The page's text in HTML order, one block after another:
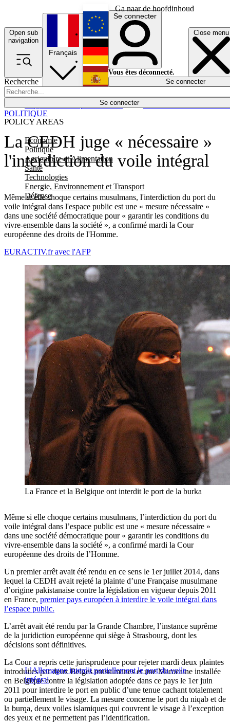
Ga naar de hoofdinhoud
Open sub
navigation
Close menu
Recherche
Se connecter
POLICY AREAS
Economie
Politique
Agriculture et Alimentation
Santé
Technologies
Energie, Environnement et Transport
Défense
Économie
Français
English
Deutsch
Español
Se connecter
Vous êtes déconnecté.
Se connecter
La CEDH juge « nécessaire »
l'interdiction du voile intégral
Même si elle choque certains musulmans, l'interdiction du port du
voile intégral dans l'espace public est une « mesure nécessaire »
dans une société démocratique pour « garantir les conditions du
vivre-ensemble dans la société », a confirmé mardi la Cour
européenne des droits de l'Homme.
POLITIQUE
EURACTIV.fr avec l'AFP
La France et la Belgique ont interdit le port de la burka
Même si elle choque certains musulmans, l’interdiction du port du
voile intégral dans l’espace public est une « mesure nécessaire »
dans une société démocratique pour « garantir les conditions du
vivre-ensemble dans la société », a confirmé mardi la Cour
européenne des droits de l’Homme.
Un premier arrêt avait été rendu en ce sens le 1er juillet 2014, dans
lequel la CEDH avait rejeté la plainte d’une Française musulmane
d’origine pakistanaise contre la législation en vigueur depuis 2011
en France, premier pays européen à interdire le voile intégral dans
l’espace public.
L’arrêt avait été rendu par la Grande Chambre, l’instance suprême
de la juridiction européenne qui siège à Strasbourg, dont les
décisions sont définitives.
L’Allemagne interdit partiellement le port du voile
intégral
La Cour a repris cette jurisprudence pour rejeter mardi deux plaintes
introduites par deux Belges musulmanes et une Marocaine installée
en Belgique contre la législation adoptée dans ce pays le 1er juin
2011 pour interdire le port en public d’une tenue cachant totalement
ou partiellement le visage. La mesure concerne le port du niqab et de
la burqa, deux voiles islamiques qui couvrent le visage à l’exception
des yeux et ne permettent pas l’identification.